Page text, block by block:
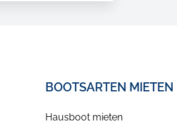
BOOTSARTEN MIETEN
Hausboot mieten